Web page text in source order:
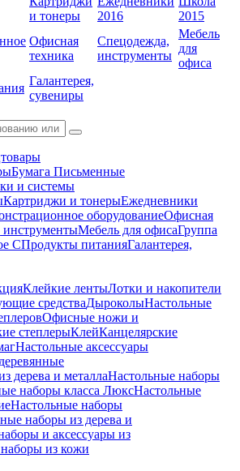
и тонеры
2016
2015
Офисная
техника
Спецодежда,
инструменты
Мебель
для
офиса
Галантерея,
сувениры
Бумага Письменные
и системы
Картриджи и тонерыЕжедневники
оборудованиеОфисная
Мебель для офисаГруппа
СПродукты питанияГалантерея,
Клейкие лентыЛотки и накопители
средстваДыроколыНастольные
Офисные ножи и
степлерыКлейКанцелярские
Настольные аксессуары
дерева и металлаНастольные наборы
наборы класса ЛюксНастольные
Настольные наборы
наборы из дерева и
и аксессуары из
из кожи